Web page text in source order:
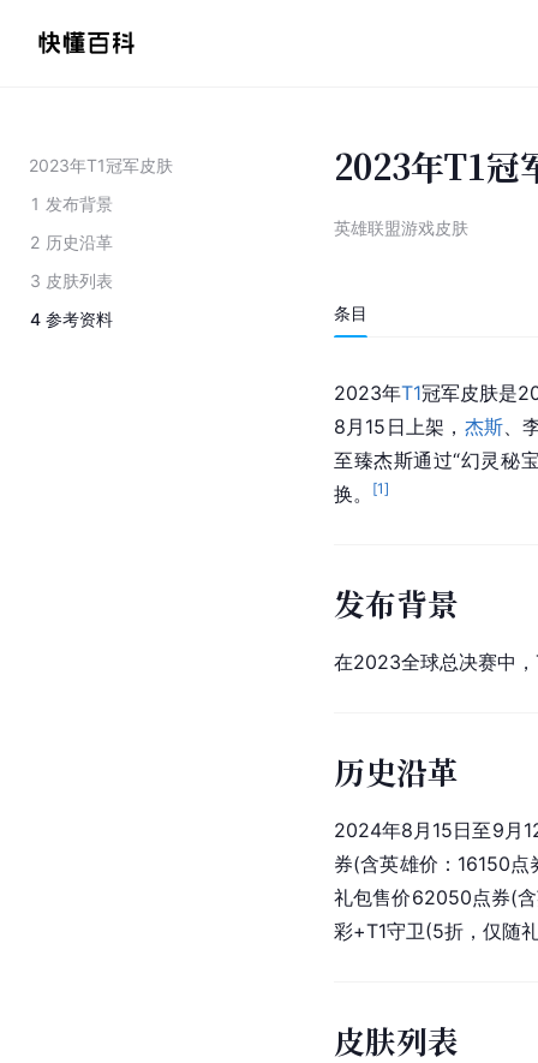
2023年T1冠军皮肤
1 发布背景
2 历史沿革
3 皮肤列表
4 参考资料
2023年T1冠
英雄联盟游戏皮肤
条目
2023年T1冠军皮肤是
8月15日上架， 杰斯、
至臻杰斯通过“幻灵秘
换。
[1]
发布背景
在2023全球总决赛中
历史沿革
2024年8月15日至9月
券(含英雄价：16150
礼包售价62050点券(
彩+T1守卫(5折，仅随
皮肤列表